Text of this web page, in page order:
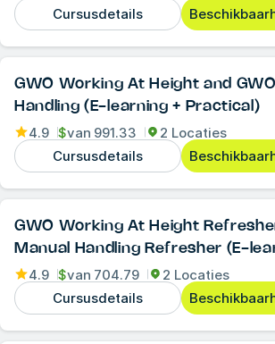
Cursusdetails
GWO Working At Height and
Handling (E-learning + Practical)
4.9 $van 991.33
2 Locaties
Cursusdetails
GWO Working At Height
Manual Handling Refresher (E-
Practical)
4.9 $van 704.79
2 Locaties
Cursusdetails